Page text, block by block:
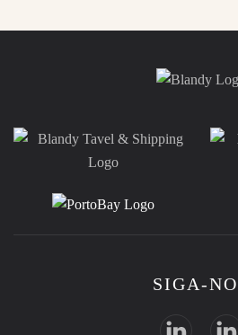
SIGA-